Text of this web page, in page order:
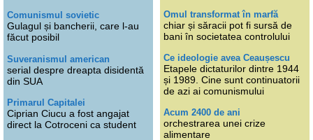
Comunismul sovietic
Gulagul și bancherii, care l-au
făcut posibil
Suveranismul american
serial despre dreapta disidentă
din SUA
Primarul Capitalei
Ciprian Ciucu a fost angajat
direct la Cotroceni ca student
Omul transformat în marfă
chiar și săracii pot fi sursă de
bani în societatea controlului
Ce ideologie avea Ceaușescu
Etapele dictaturilor dintre 1944
și 1989. Cine sunt continuatorii
de azi ai comunismului
Acum 2400 de ani
orchestrarea unei crize
alimentare